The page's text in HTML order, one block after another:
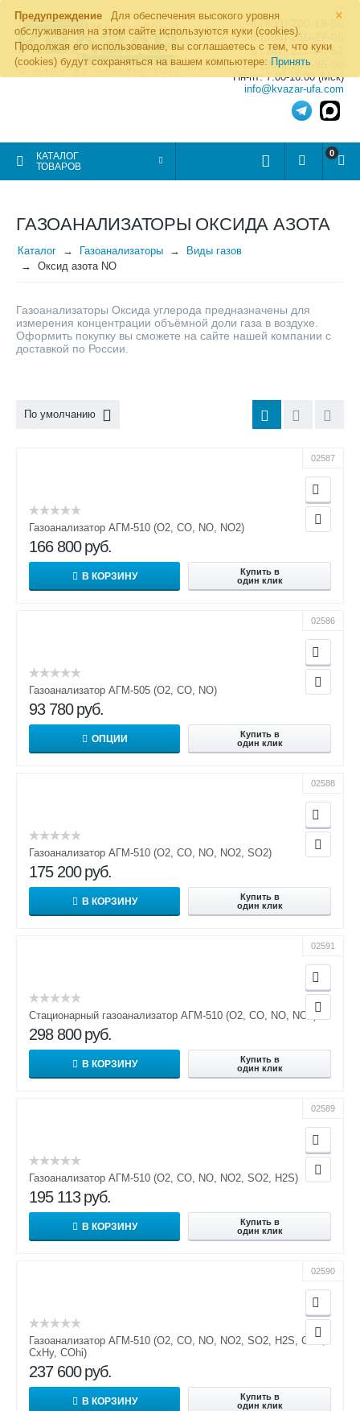
×
Предупреждение
Для обеспечения высокого уровня
обслуживания на этом сайте используются куки (cookies).
Продолжая его использование, вы соглашаетесь с тем, что куки
(cookies) будут сохраняться на вашем компьютере: Принять
8 (800) 700-19-50
8 (495) 255-77-08
8 (347) 225-00-52
8 (986) 963-95-80
Пн-пт: 7.00-16.00 (Мск)
info@kvazar-ufa.com
КАТАЛОГ
ТОВАРОВ
0
ГАЗОАНАЛИЗАТОРЫ ОКСИДА АЗОТА
Каталог Газоанализаторы
Виды газов
Оксид азота NO
Газоанализаторы Оксида углерода предназначены для
измерения концентрации объёмной доли газа в воздухе.
Оформить покупку вы сможете на сайте нашей компании с
доставкой по России.
По умолчанию
02587
Газоанализатор АГМ-510 (О2, СО, NO, NO2)
166 800 руб.
В КОРЗИНУ
Купить в
один клик
02586
Газоанализатор АГМ-505 (О2, СО, NO)
93 780 руб.
ОПЦИИ
Купить в
один клик
02588
Газоанализатор АГМ-510 (О2, СО, NO, NO2, SO2)
175 200 руб.
В КОРЗИНУ
Купить в
один клик
02591
Стационарный газоанализатор АГМ-510 (О2, СО, NO, NO2)
298 800 руб.
В КОРЗИНУ
Купить в
один клик
02589
Газоанализатор АГМ-510 (О2, СО, NO, NO2, SO2, H2S)
195 113 руб.
В КОРЗИНУ
Купить в
один клик
02590
Газоанализатор АГМ-510 (О2, СО, NO, NO2, SO2, H2S, CO2,
CxHy, COhi)
237 600 руб.
В КОРЗИНУ
Купить в
один клик